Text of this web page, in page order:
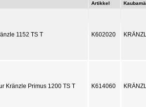
Artikkel
1152 TS T K602020
Kränzle Primus 1200 TS T K614060